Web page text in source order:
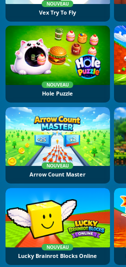
NOUVEAU
Vex Try To Fly
NOUVEAU
Hole Puzzle
NOUVEAU
Arrow Count Master
NOUVEAU
Lucky Brainrot Blocks Online